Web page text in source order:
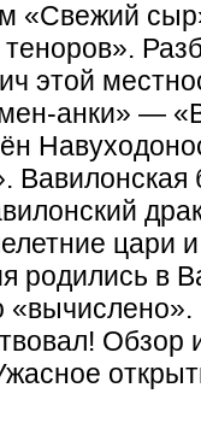
«Свежий
теноров».
этой
анки» —
цари
родились в
Обзор